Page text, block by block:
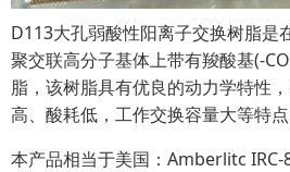
D113大孔弱酸性阳离子交换树脂是
聚交联高分子基体上带有羧酸基(-
脂，该树脂具有优良的动力学特性
高、酸耗低，工作交换容量大等特点
本产品相当于美国：Amberlitc